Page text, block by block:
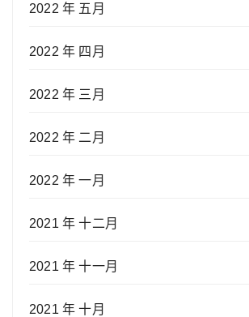
2022 年 五月
2022 年 四月
2022 年 三月
2022 年 二月
2022 年 一月
2021 年 十二月
2021 年 十一月
2021 年 十月